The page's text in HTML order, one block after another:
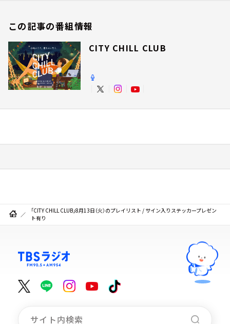
この記事の番組情報
CITY CHILL CLUB
「CITY CHILL CLUB」8月13日（火）のプレイリスト / サイン入りステッカープレゼン
ト有り